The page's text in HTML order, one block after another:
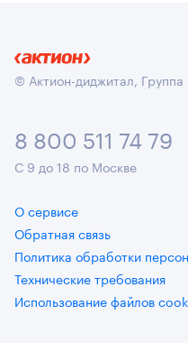
© Актион-диджитал,
8 800 511 74 79
С 9 до 18 по Москве
О сервисе
Обратная связь
Политика обработки
Технические требования
Использование файлов